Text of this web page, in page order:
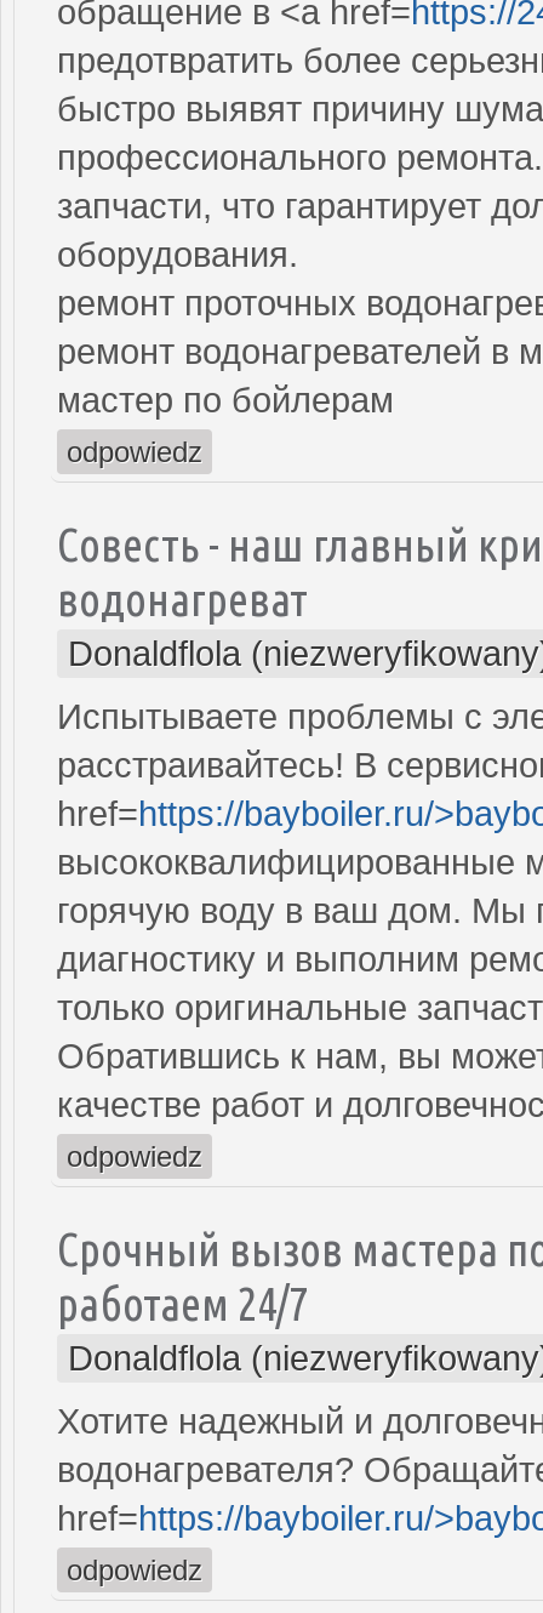
обращение в <a href=https://
предотвратить более
быстро выявят причину
профессионального
запчасти, что гарантирует
оборудования.
ремонт проточных
ремонт водонагревателей в
мастер по бойлерам
odpowiedz
Совесть - наш главный
водонагреват
Donaldflola
Испытываете проблемы с
расстраивайтесь! В
href=https://bayboiler.ru/
высококвалифицированные
горячую воду в ваш дом. Мы
диагностику и выполним
только оригинальные
Обратившись к нам, вы
качестве работ и
odpowiedz
Срочный вызов мастера
работаем 24/7
Donaldflola
Хотите надежный и
водонагревателя?
href=https://bayboiler.ru/
odpowiedz